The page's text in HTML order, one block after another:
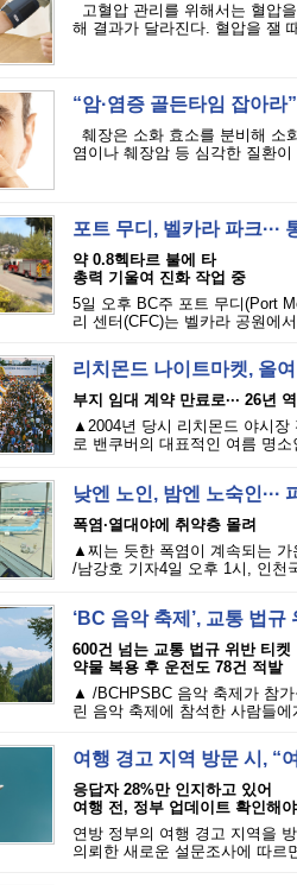
고혈압 관리를 위해서는 혈압
해 결과가 달라진다. 혈압을 잴
“암·염증 골든타임 잡아라
췌장은 소화 효소를 분비해 소
염이나 췌장암 등 심각한 질환
포트 무디, 벨카라 파크···
약 0.8헥타르 불에 타
총력 기울여 진화 작업 중
5일 오후 BC주 포트 무디(Port
리 센터(CFC)는 벨카라 공원에
리치몬드 나이트마켓, 올
부지 임대 계약 만료로··· 26년
▲2004년 당시 리치몬드 야시장
로 밴쿠버의 대표적인 여름 명
낮엔 노인, 밤엔 노숙인
폭염·열대야에 취약층 몰려
▲찌는 듯한 폭염이 계속되는 가
/남강호 기자4일 오후 1시, 인천
‘BC 음악 축제’, 교통 법
600건 넘는 교통 법규 위반 티켓
약물 복용 후 운전도 78건 적발
▲ /BCHPSBC 음악 축제가 참
린 음악 축제에 참석한 사람들
여행 경고 지역 방문 시, “
응답자 28%만 인지하고 있어
여행 전, 정부 업데이트 확인해야
연방 정부의 여행 경고 지역을
의뢰한 새로운 설문조사에 따르